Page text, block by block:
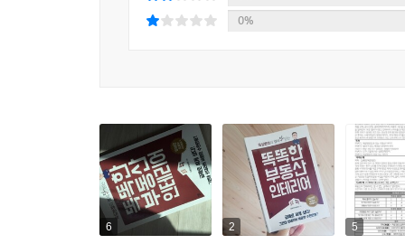
결로는 평상시 관리도 중요하니 하루에 20~30분
▶임대수익 높이는 단독주택 리모델링
노부부의 2층짜리 집 한 채! 부부가 사는 공간을
현관과 발코니를 확장해서 공간을 늘려볼까? 20
0%
6 2 5